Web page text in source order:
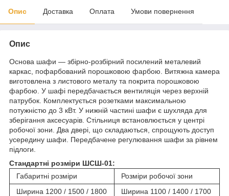
Опис Доставка Оплата Умови повернення
Опис
Основа шафи — збірно-розбірний посилений металевий
каркас, пофарбований порошковою фарбою. Витяжна камера
виготовлена з листового металу та покрита порошковою
фарбою. У шафі передбачається вентиляція через верхній
патрубок. Комплектується розетками максимальною
потужністю до 3 кВт. У нижній частині шафи є шухляда для
зберігання аксесуарів. Стільниця встановлюється у центрі
робочої зони. Два двері, що складаються, спрощують доступ
усередину шафи. Передбачене регулювання шафи за рівнем
підлоги.
Стандартні розміри ШСШ-01:
Габаритні розміри
Розміри робочої зони
Ширина 1200 / 1500 / 1800
Ширина 1100 / 1400 / 1700